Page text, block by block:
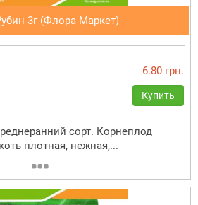
3г (Флора Маркет)
6.80 грн.
Купить
сорт. Корнеплод
плотная, нежная,...